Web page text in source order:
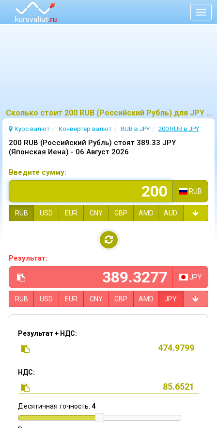
Сколько стоит 200 RUB (Российский Рубль) для JPY (Японская Иена)?
Курс валют Конвертер валют RUB в JPY 200 RUB в JPY
200 RUB (Российский Рубль) стоят 389.33 JPY
(Японская Иена) - 06 Август 2026
Введите сумму:
RUB
RUB USD EUR CNY GBP AMD AUD
Результат:
JPY
RUB USD EUR CNY GBP AMD JPY
Результат + НДС:
НДС:
Десятичная точность: 4